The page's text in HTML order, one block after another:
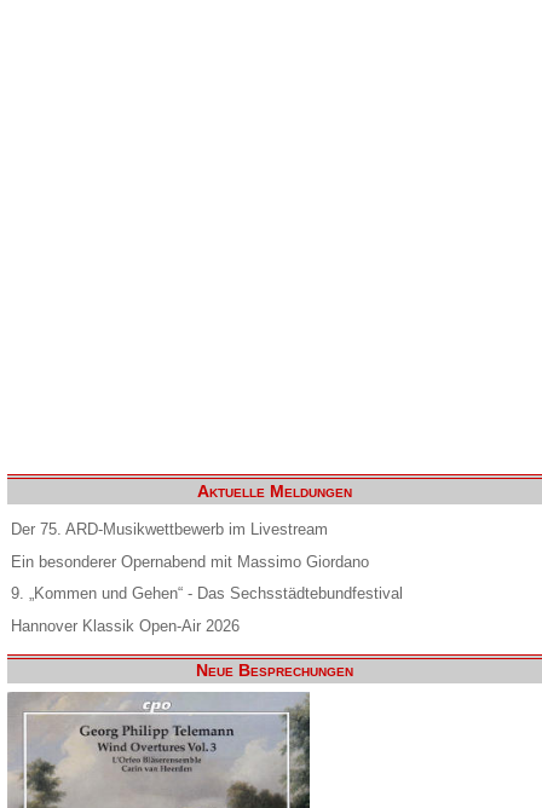
Aktuelle Meldungen
Der 75. ARD-Musikwettbewerb im Livestream
Ein besonderer Opernabend mit Massimo Giordano
9. „Kommen und Gehen“ - Das Sechsstädtebundfestival
Hannover Klassik Open-Air 2026
Neue Besprechungen